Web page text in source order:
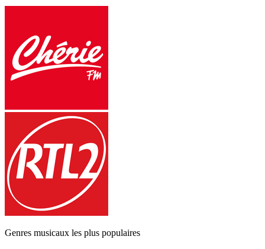
Genres musicaux les plus populaires